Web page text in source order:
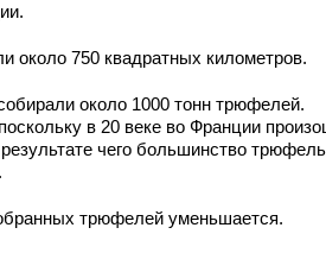
около 750 квадратных километров.
около 1000 тонн трюфелей.
в 20 веке во Франции
чего большинство
трюфелей уменьшается.